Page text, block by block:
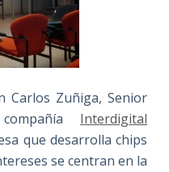
Carlos Zuñiga, Senior
Interdigital
que desarrolla chips
se centran en la